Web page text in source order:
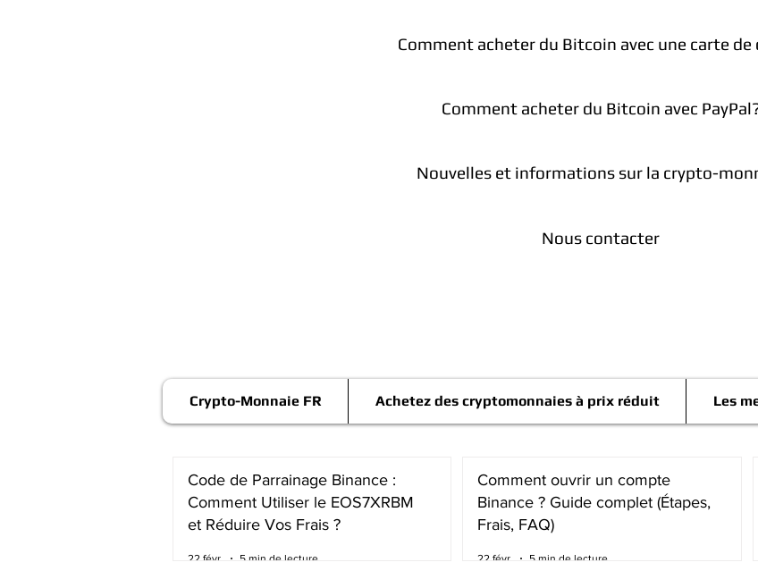
Comment acheter du Bitcoin avec une carte de
Comment acheter du Bitcoin avec
Nouvelles et informations sur la crypto-
Nous contacter
Crypto-Monnaie FR Achetez des cryptomonnaies à prix réduit Les
Code de Parrainage Binance :
Comment Utiliser le EOS7XRBM
et Réduire Vos Frais ?
22 févr. 5 min de lecture
Comment ouvrir un compte
Binance ? Guide complet (Étapes,
Frais, FAQ)
22 févr. 5 min de lecture